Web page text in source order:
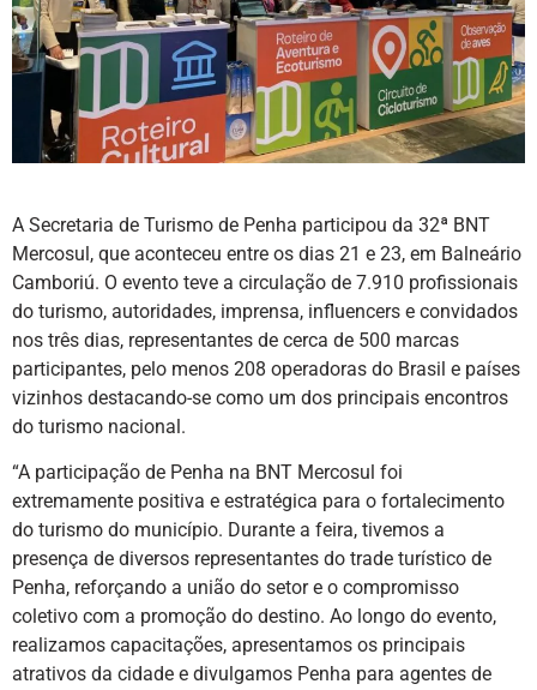
A Secretaria de Turismo de Penha participou da 32ª BNT
Mercosul, que aconteceu entre os dias 21 e 23, em Balneário
Camboriú. O evento teve a circulação de 7.910 profissionais
do turismo, autoridades, imprensa, influencers e convidados
nos três dias, representantes de cerca de 500 marcas
participantes, pelo menos 208 operadoras do Brasil e países
vizinhos destacando-se como um dos principais encontros
do turismo nacional.
“A participação de Penha na BNT Mercosul foi
extremamente positiva e estratégica para o fortalecimento
do turismo do município. Durante a feira, tivemos a
presença de diversos representantes do trade turístico de
Penha, reforçando a união do setor e o compromisso
coletivo com a promoção do destino. Ao longo do evento,
realizamos capacitações, apresentamos os principais
atrativos da cidade e divulgamos Penha para agentes de